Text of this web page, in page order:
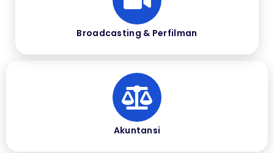
Broadcasting & Perfilman
Akuntansi